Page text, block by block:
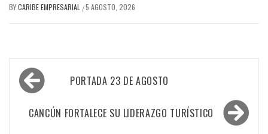
BYCARIBE EMPRESARIAL /5 AGOSTO, 2026
Navegación
de
entradas
PORTADA 23 DE AGOSTO
CANCÚN FORTALECE SU LIDERAZGO TURÍSTICO